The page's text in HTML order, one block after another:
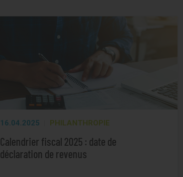
16.04.2025 PHILANTHROPIE
Calendrier fiscal 2025 : date de
déclaration de revenus